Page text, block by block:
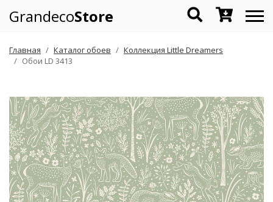
GrandecoStore
Главная Каталог обоев
Коллекция Little Dreamers
Обои LD 3413